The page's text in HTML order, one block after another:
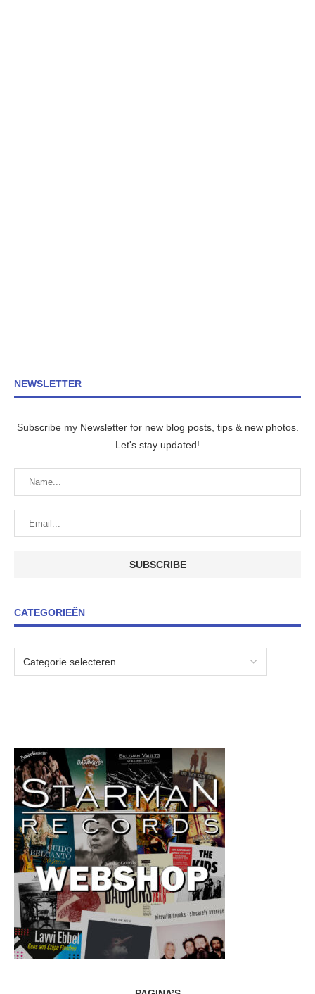
NEWSLETTER
Subscribe my Newsletter for new blog posts, tips & new photos.
Let's stay updated!
CATEGORIEËN